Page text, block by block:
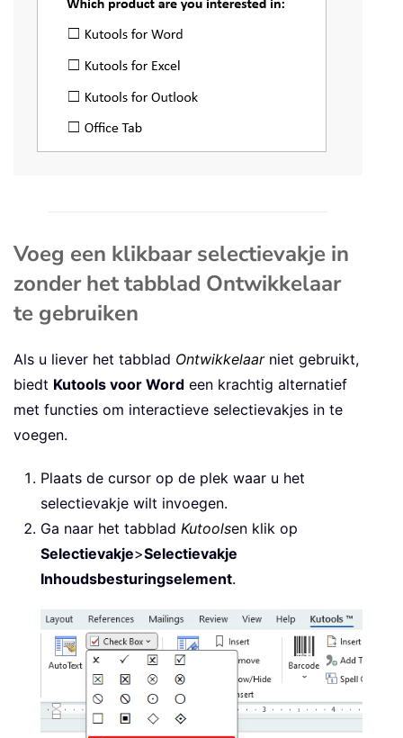
Voeg een klikbaar selectievakje in
zonder het tabblad Ontwikkelaar
te gebruiken
Als u liever het tabblad Ontwikkelaarniet gebruikt,
biedt Kutools voor Word een krachtig alternatief
met functies om interactieve selectievakjes in te
voegen.
Plaats de cursor op de plek waar u het
selectievakje wilt invoegen.
Ga naar het tabblad Kutoolsen klik op
Selectievakje>Selectievakje
Inhoudsbesturingselement.